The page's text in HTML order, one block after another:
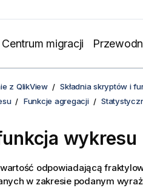
Centrum migracji
z QlikView
Składnia skryptów i
Funkcje agregacji
wykresu
odpowiadającą
w zakresie podanym